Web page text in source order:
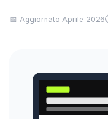
📅 Aggiornato Aprile 2026